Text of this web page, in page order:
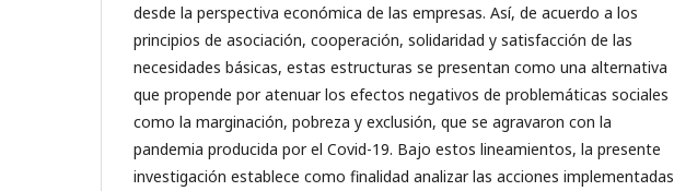
desde la perspectiva económica de las empresas. Así, de acuerdo a los
principios de asociación, cooperación, solidaridad y satisfacción de las
necesidades básicas, estas estructuras se presentan como una alternativa
que propende por atenuar los efectos negativos de problemáticas sociales
como la marginación, pobreza y exclusión, que se agravaron con la
pandemia producida por el Covid-19. Bajo estos lineamientos, la presente
investigación establece como finalidad analizar las acciones implementadas